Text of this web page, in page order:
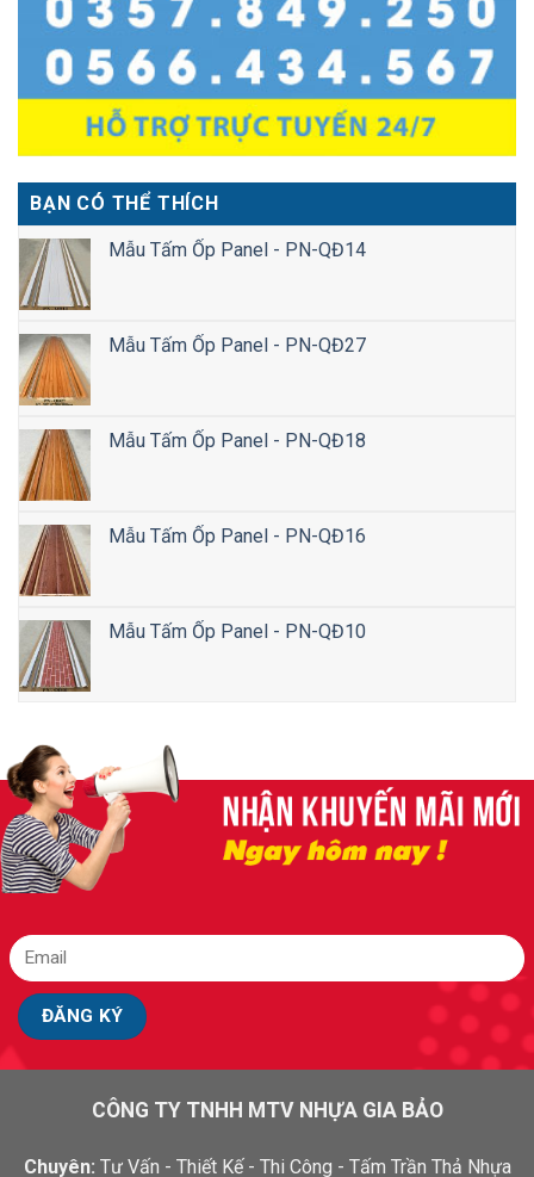
BẠN CÓ THỂ THÍCH
Mẫu Tấm Ốp Panel - PN-QĐ14
Mẫu Tấm Ốp Panel - PN-QĐ27
Mẫu Tấm Ốp Panel - PN-QĐ18
Mẫu Tấm Ốp Panel - PN-QĐ16
Mẫu Tấm Ốp Panel - PN-QĐ10
CÔNG TY TNHH MTV NHỰA GIA BẢO
Chuyên: Tư Vấn - Thiết Kế - Thi Công - Tấm Trần Thả Nhựa